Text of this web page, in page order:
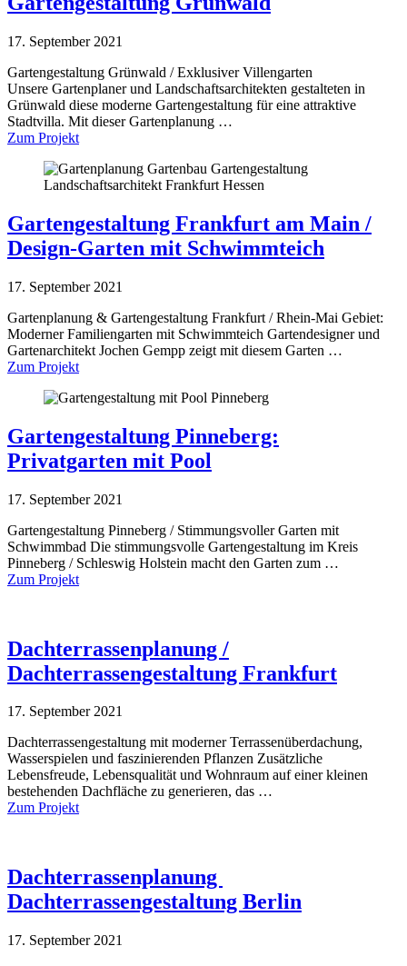
17. September 2021
Gartengestaltung Grünwald / Exklusiver Villengarten
Unsere Gartenplaner und Landschaftsarchitekten gestalteten in
Grünwald diese moderne Gartengestaltung für eine attraktive
Stadtvilla. Mit dieser Gartenplanung …
Zum Projekt
Gartengestaltung Frankfurt am Main /
Design-Garten mit Schwimmteich
17. September 2021
Garten­planung & Garten­gestaltung Frankfurt / Rhein-Mai Gebiet:
Moderner Familiengarten mit Schwimmteich Gartendesigner und
Gartenarchitekt Jochen Gempp zeigt mit diesem Garten …
Zum Projekt
Gartengestaltung Pinneberg:
Privatgarten mit Pool
17. September 2021
Gartengestaltung Pinneberg / Stimmungsvoller Garten mit
Schwimmbad Die stimmungsvolle Gartengestaltung im Kreis
Pinneberg / Schleswig Holstein macht den Garten zum …
Zum Projekt
Dachterrassenplanung /
Dachterrassengestaltung Frankfurt
17. September 2021
Dachterrassengestaltung mit moderner Terrassenüberdachung,
Wasserspielen und faszinierenden Pflanzen Zusätzliche
Lebensfreude, Lebensqualität und Wohnraum auf einer kleinen
bestehenden Dachfläche zu generieren, das …
Zum Projekt
Dachterrassenplanung
Dachterrassengestaltung Berlin
17. September 2021